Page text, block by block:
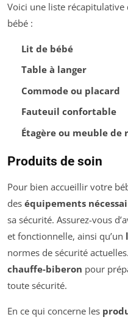
Voici une liste
bébé :
Lit de bébé
Table à langer
Commode ou placard
Fauteuil confortable
Étagère ou meuble de
Produits de soin
Pour bien accueillir votre
des équipements
sa sécurité. Assurez-vous
et fonctionnelle, ainsi qu’un
normes de sécurité
chauffe-biberon pour
toute sécurité.
En ce qui concerne les